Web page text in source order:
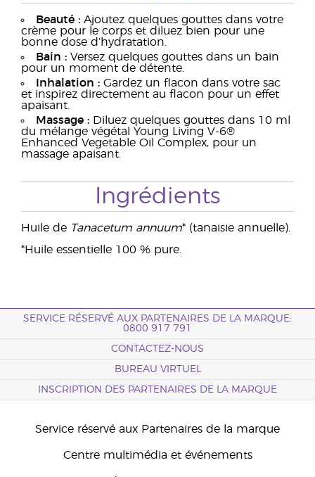
Beauté : Ajoutez quelques gouttes dans votre
crème pour le corps et diluez bien pour une
bonne dose d’hydratation.
Bain : Versez quelques gouttes dans un bain
pour un moment de détente.
Inhalation : Gardez un flacon dans votre sac
et inspirez directement au flacon pour un effet
apaisant.
Massage : Diluez quelques gouttes dans 10 ml
du mélange végétal Young Living V-6®
Enhanced Vegetable Oil Complex, pour un
massage apaisant.
Ingrédients
Huile de Tanacetum annuum* (tanaisie annuelle).
*Huile essentielle 100 % pure.
SERVICE RÉSERVÉ AUX PARTENAIRES DE LA MARQUE:
0800 917 791
CONTACTEZ-NOUS
BUREAU VIRTUEL
INSCRIPTION DES PARTENAIRES DE LA MARQUE
Service réservé aux Partenaires de la marque
Centre multimédia et événements